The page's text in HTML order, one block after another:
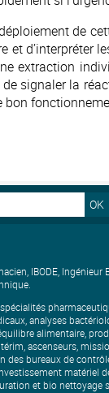
de
et d’interpréter
extraction
signaler la
OK
IBODE, Ingénieur
analyses
alimentaire,
ascenseurs,
bureaux de
matériel
et bio nettoyage